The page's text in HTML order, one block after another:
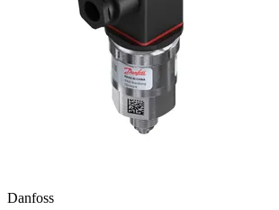
Danfoss